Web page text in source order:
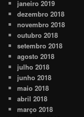
janeiro 2019
dezembro 2018
novembro 2018
outubro 2018
setembro 2018
agosto 2018
julho 2018
junho 2018
maio 2018
abril 2018
março 2018